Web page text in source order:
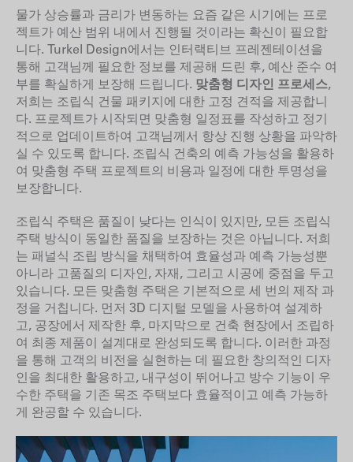
물가 상승률과 금리가 변동하는 요즘 같은 시기에는 프로
젝트가 예산 범위 내에서 진행될 것이라는 확신이 필요합
니다. Turkel Design에서는 인터랙티브 프레젠테이션을
통해 고객님께 필요한 정보를 제공해 드린 후, 예산 준수 여
부를 확실하게 보장해 드립니다. 맞춤형 디자인 프로세스,
저희는 조립식 건물 패키지에 대한 고정 견적을 제공합니
다. 프로젝트가 시작되면 맞춤형 일정표를 작성하고 정기
적으로 업데이트하여 고객님께서 항상 진행 상황을 파악하
실 수 있도록 합니다. 조립식 건축의 예측 가능성을 활용하
여 맞춤형 주택 프로젝트의 비용과 일정에 대한 투명성을
보장합니다.
조립식 주택은 품질이 낮다는 인식이 있지만, 모든 조립식
주택 방식이 동일한 품질을 보장하는 것은 아닙니다. 저희
는 패널식 조립 방식을 채택하여 효율성과 예측 가능성뿐
아니라 고품질의 디자인, 자재, 그리고 시공에 중점을 두고
있습니다. 모든 맞춤형 주택은 기본적으로 세 번의 제작 과
정을 거칩니다. 먼저 3D 디지털 모델을 사용하여 설계하
고, 공장에서 제작한 후, 마지막으로 건축 현장에서 조립하
여 최종 제품이 설계대로 완성되도록 합니다. 이러한 과정
을 통해 고객의 비전을 실현하는 데 필요한 창의적인 디자
인을 최대한 활용하고, 내구성이 뛰어나고 방수 기능이 우
수한 주택을 기존 목조 주택보다 효율적이고 예측 가능하
게 완공할 수 있습니다.